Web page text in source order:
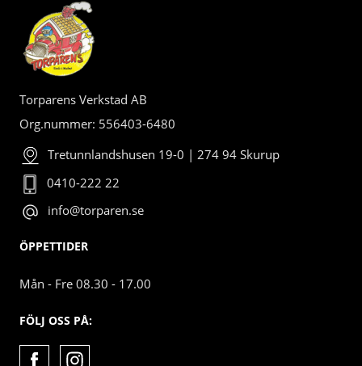
Torparens Verkstad AB
Org.nummer: 556403-6480
Tretunnlandshusen 19-0 | 274 94 Skurup
0410-222 22
info@torparen.se
ÖPPETTIDER
Mån - Fre 08.30 - 17.00
FÖLJ OSS PÅ: